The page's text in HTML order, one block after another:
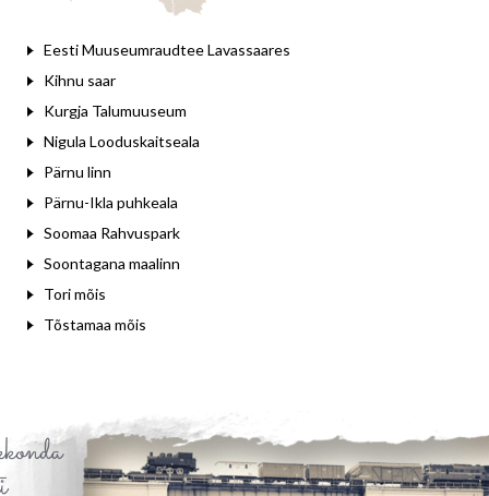
Eesti Muuseumraudtee Lavassaares
Kihnu saar
Kurgja Talumuuseum
Nigula Looduskaitseala
Pärnu linn
Pärnu-Ikla puhkeala
Soomaa Rahvuspark
Soontagana maalinn
Tori mõis
Tõstamaa mõis